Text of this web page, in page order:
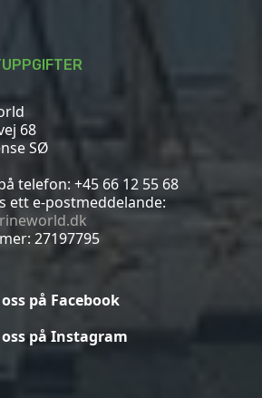
68
SØ
telefon:+45 66 12 55 68
ett e-postmeddelande:
27197795
på Facebook
på Instagram